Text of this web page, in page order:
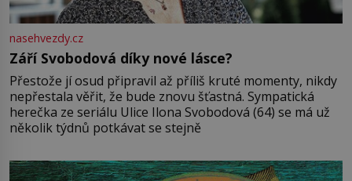
nasehvezdy.cz
Září Svobodová díky nové lásce?
Přestože jí osud připravil až příliš kruté momenty, nikdy
nepřestala věřit, že bude znovu šťastná. Sympatická
herečka ze seriálu Ulice Ilona Svobodová (64) se má už
několik týdnů potkávat se stejně